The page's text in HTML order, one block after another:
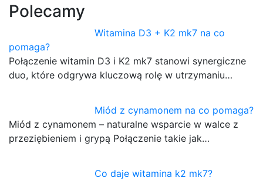
Polecamy
Witamina D3 + K2 mk7 na co
pomaga?
Połączenie witamin D3 i K2 mk7 stanowi synergiczne
duo, które odgrywa kluczową rolę w utrzymaniu…
Miód z cynamonem na co pomaga?
Miód z cynamonem – naturalne wsparcie w walce z
przeziębieniem i grypą Połączenie takie jak…
Co daje witamina k2 mk7?